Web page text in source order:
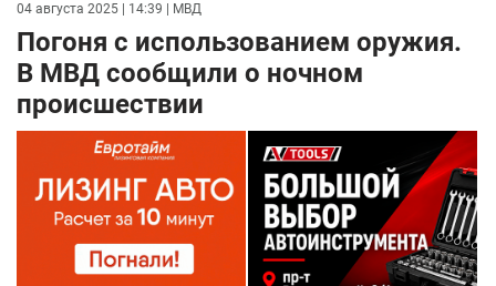
04 августа 2025 | 14:39 | МВД
Погоня с использованием оружия.
В МВД сообщили о ночном
происшествии